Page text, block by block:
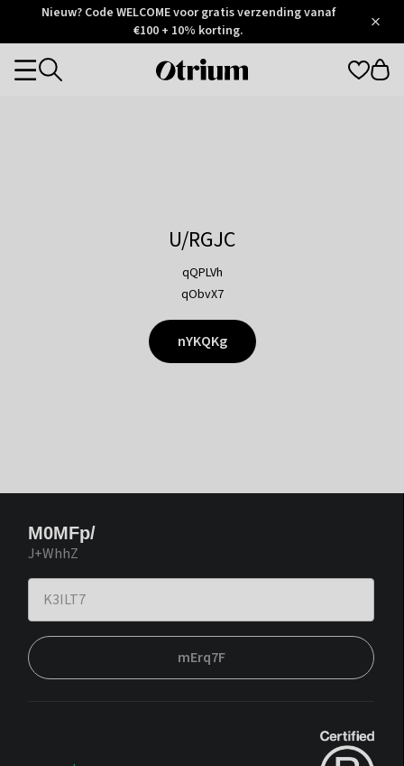
Otrium
Trustpilot
Nieuw? Code WELCOME voor gratis verzending vanaf
€100 + 10% korting.
Otrium
Categories
U/RGJC
qQPLVh
qObvX7
nYKQKg
M0MFp/
J+WhhZ
mErq7F